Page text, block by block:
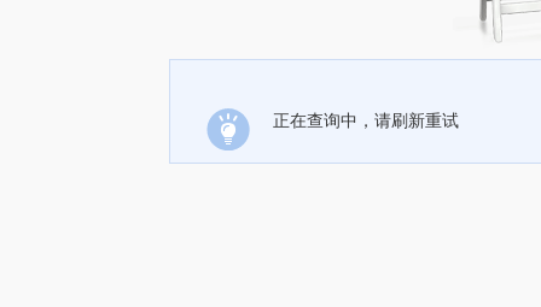
正在查询中，请刷新重试